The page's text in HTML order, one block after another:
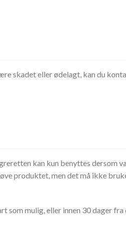
skadet eller ødelagt, kan du
kan kun benyttes dersom
produktet, men det må ikke
som mulig, eller innen 30 dager